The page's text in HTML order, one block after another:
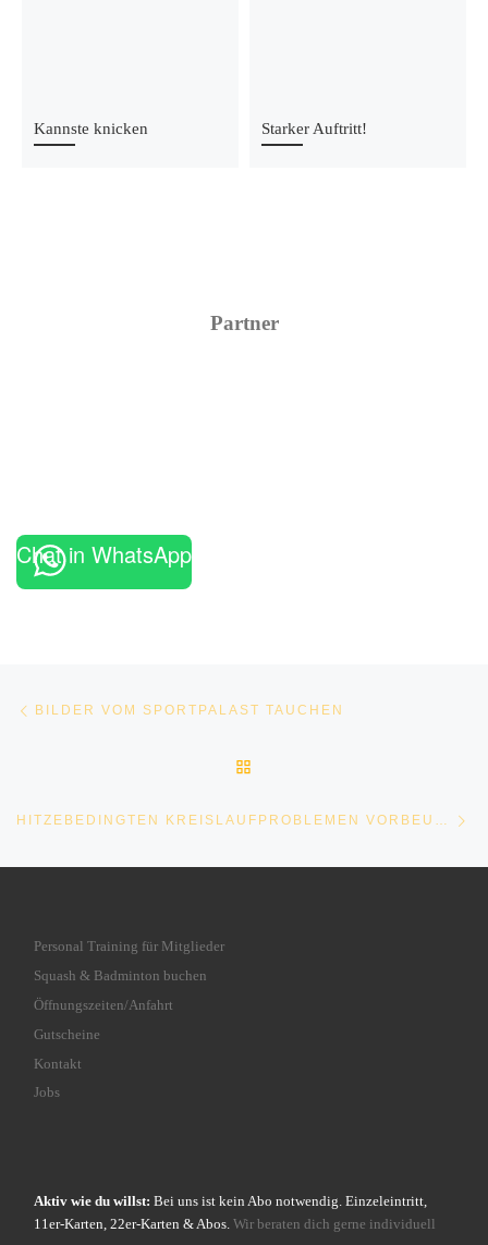
Kannste knicken Starker Auftritt!
Partner
Chat in WhatsApp
Beitragsnavigation
BILDER VOM SPORTPALAST TAUCHEN
Personal Training für Mitglieder
Squash & Badminton buchen
Öffnungszeiten/Anfahrt
Gutscheine
Kontakt
Jobs
Aktiv wie du willst: Bei uns ist kein Abo notwendig. Einzeleintritt,
11er-Karten, 22er-Karten & Abos. Wir beraten dich gerne individuell